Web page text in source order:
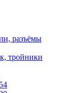
разъёмы
тройники